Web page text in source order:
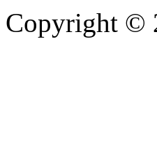
Copyright ©